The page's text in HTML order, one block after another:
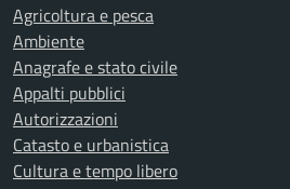
Agricoltura e pesca
Ambiente
Anagrafe e stato civile
Appalti pubblici
Autorizzazioni
Catasto e urbanistica
Cultura e tempo libero